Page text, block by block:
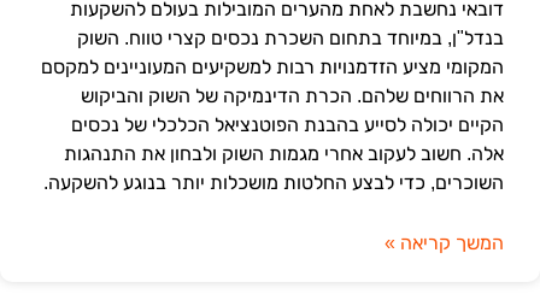
דובאי נחשבת לאחת מהערים המובילות בעולם להשקעות
בנדל"ן, במיוחד בתחום השכרת נכסים קצרי טווח. השוק
המקומי מציע הזדמנויות רבות למשקיעים המעוניינים למקסם
את הרווחים שלהם. הכרת הדינמיקה של השוק והביקוש
הקיים יכולה לסייע בהבנת הפוטנציאל הכלכלי של נכסים
אלה. חשוב לעקוב אחרי מגמות השוק ולבחון את התנהגות
השוכרים, כדי לבצע החלטות מושכלות יותר בנוגע להשקעה.
המשך קריאה »